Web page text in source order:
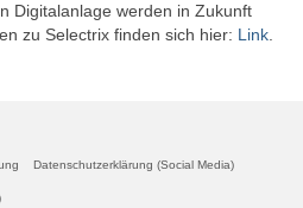
Digitalanlage werden in Zukunft
zu Selectrix finden sich hier: Link
Datenschutzerklärung (Social Media)